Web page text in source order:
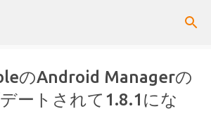
てメイン コンテンツに移動
のAndroid Managerの
ートされて1.8.1にな